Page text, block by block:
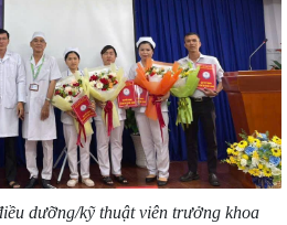
dưỡng/kỹ thuật viên trưởng khoa